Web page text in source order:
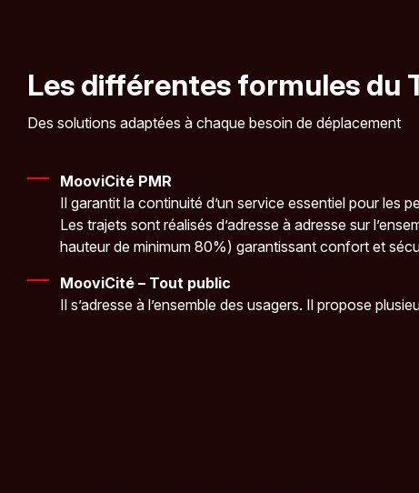
Les différentes formules du
Des solutions adaptées à chaque besoin de déplacement
MooviCité PMR
Il garantit la continuité d’un service essentiel pour les
Les trajets sont réalisés d’adresse à adresse sur
hauteur de minimum 80%) garantissant confort et
MooviCité – Tout public
Il s’adresse à l’ensemble des usagers. Il propose